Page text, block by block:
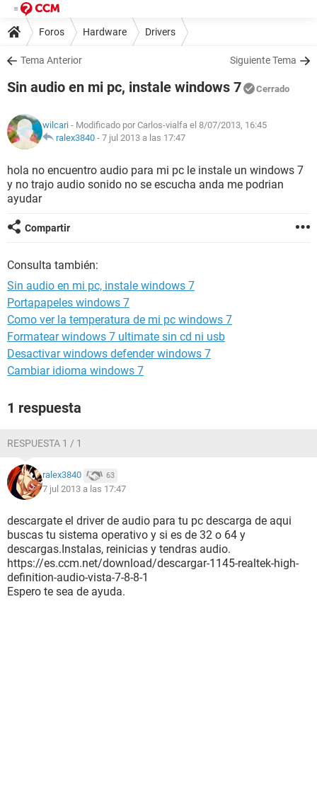
Foros Hardware Drivers
Tema Anterior Siguiente Tema
Sin audio en mi pc, instale windows 7 Cerrado
wilcari - Modificado por Carlos-vialfa el 8/07/2013, 16:45
ralex3840 - 7 jul 2013 a las 17:47
hola no encuentro audio para mi pc le instale un windows 7
y no trajo audio sonido no se escucha anda me podrian
ayudar
Compartir
Consulta también:
Sin audio en mi pc, instale windows 7
Portapapeles windows 7
Como ver la temperatura de mi pc windows 7
Formatear windows 7 ultimate sin cd ni usb
Desactivar windows defender windows 7
Cambiar idioma windows 7
1 respuesta
RESPUESTA 1 / 1
ralex3840 63
7 jul 2013 a las 17:47
descargate el driver de audio para tu pc descarga de aqui
buscas tu sistema operativo y si es de 32 o 64 y
descargas.Instalas, reinicias y tendras audio.
https://es.ccm.net/download/descargar-1145-realtek-high-
definition-audio-vista-7-8-8-1
Espero te sea de ayuda.